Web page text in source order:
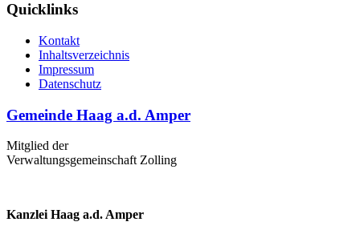
Quicklinks
Kontakt
Inhaltsverzeichnis
Impressum
Datenschutz
Gemeinde Haag a.d. Amper
Mitglied der
Verwaltungsgemeinschaft Zolling
Kanzlei Haag a.d. Amper